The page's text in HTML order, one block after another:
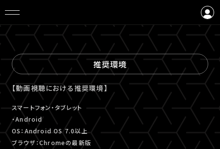
会員登録
推奨環境
【動画視聴における推奨環境】
スマートフォン・タブレット
・Android
OS：Android OS 7.0以上
ブラウザ：Chromeの最新版